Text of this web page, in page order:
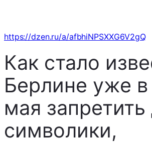
https://dzen.ru/a/afbhiNPSXXG6V2gQ
Как стало
Берлине уже
мая
символики,